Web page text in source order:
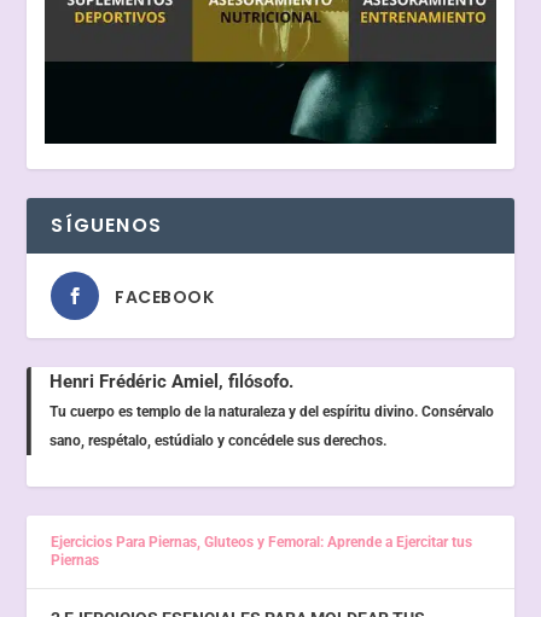
SÍGUENOS
FACEBOOK
Henri Frédéric Amiel, filósofo.
Tu cuerpo es templo de la naturaleza y del espíritu divino. Consérvalo
sano, respétalo, estúdialo y concédele sus derechos.
Ejercicios Para Piernas, Gluteos y Femoral: Aprende a Ejercitar tus
Piernas